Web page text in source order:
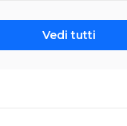
Vedi tutti